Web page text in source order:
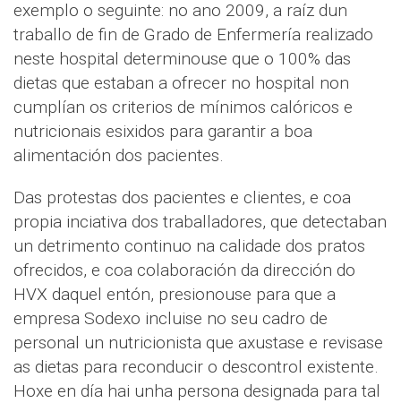
exemplo o seguinte: no ano 2009, a raíz dun
traballo de fin de Grado de Enfermería realizado
neste hospital determinouse que o 100% das
dietas que estaban a ofrecer no hospital non
cumplían os criterios de mínimos calóricos e
nutricionais esixidos para garantir a boa
alimentación dos pacientes.
Das protestas dos pacientes e clientes, e coa
propia inciativa dos traballadores, que detectaban
un detrimento continuo na calidade dos pratos
ofrecidos, e coa colaboración da dirección do
HVX daquel entón, presionouse para que a
empresa Sodexo incluise no seu cadro de
personal un nutricionista que axustase e revisase
as dietas para reconducir o descontrol existente.
Hoxe en día hai unha persona designada para tal